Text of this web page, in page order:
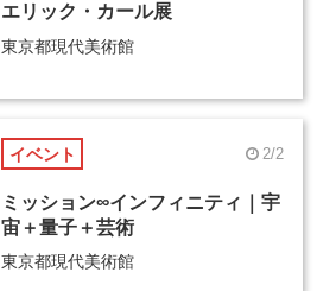
エリック・カール展
東京都現代美術館
イベント 2/2
ミッション∞インフィニティ｜宇
宙＋量子＋芸術
東京都現代美術館